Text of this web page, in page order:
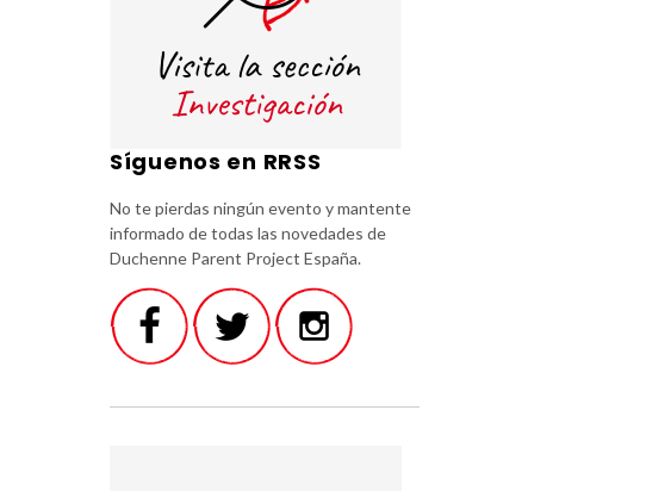
Síguenos en RRSS
No te pierdas ningún evento y mantente
informado de todas las novedades de
Duchenne Parent Project España.